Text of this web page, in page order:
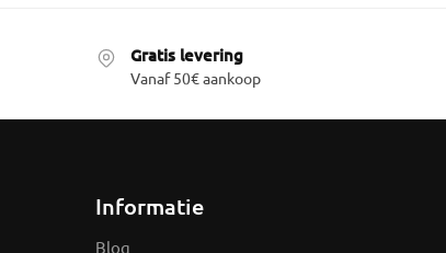
Gratis levering
Vanaf 50€ aankoop
Informatie
Blog